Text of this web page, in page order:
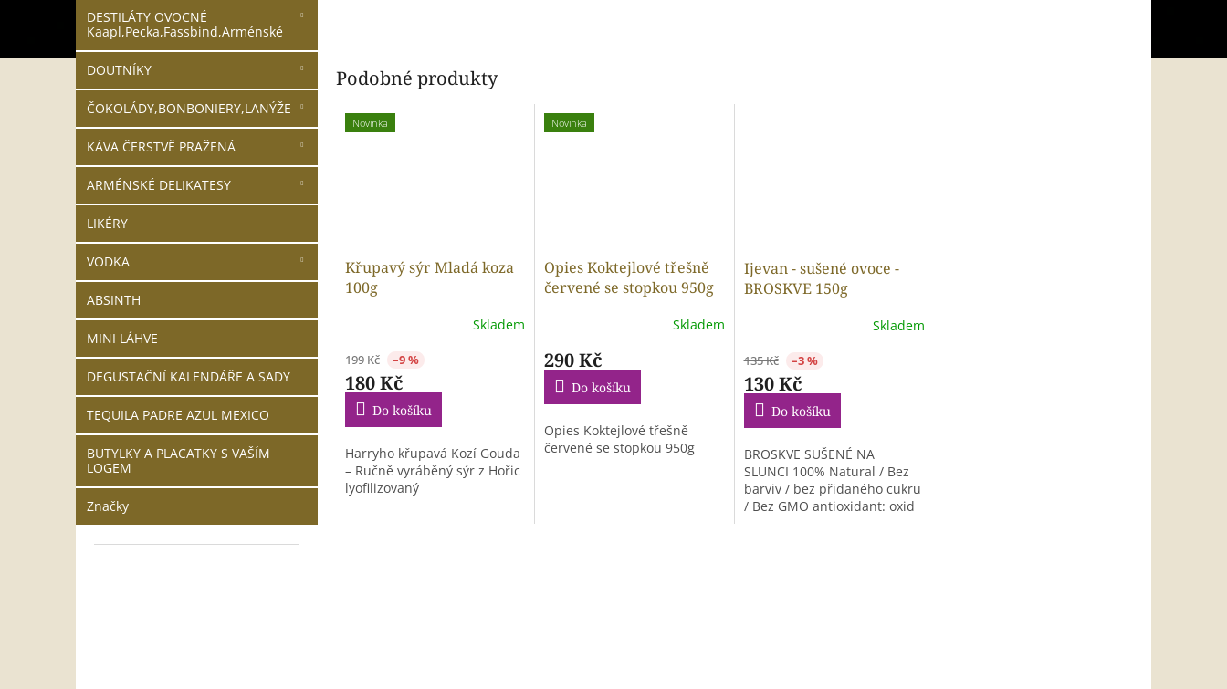
DESTILÁTY OVOCNÉ
Kaapl,Pecka,Fassbind,Arménské
DOUTNÍKY
ČOKOLÁDY,BONBONIERY,LANÝŽE
KÁVA ČERSTVĚ PRAŽENÁ
ARMÉNSKÉ DELIKATESY
LIKÉRY
VODKA
ABSINTH
MINI LÁHVE
DEGUSTAČNÍ KALENDÁŘE A SADY
TEQUILA PADRE AZUL MEXICO
BUTYLKY A PLACATKY S VAŠÍM
LOGEM
Značky
Podobné produkty
Novinka
Křupavý sýr Mladá koza
100g
Skladem
199 Kč –9 %
180 Kč
Do košíku
Harryho křupavá Kozí Gouda
– Ručně vyráběný sýr z Hořic
lyofilizovaný
Novinka
Opies Koktejlové třešně
červené se stopkou 950g
Skladem
290 Kč
Do košíku
Opies Koktejlové třešně
červené se stopkou 950g
Ijevan - sušené ovoce -
BROSKVE 150g
Skladem
135 Kč –3 %
130 Kč
Do košíku
BROSKVE SUŠENÉ NA
SLUNCI 100% Natural / Bez
barviv / bez přidaného cukru
/ Bez GMO antioxidant: oxid